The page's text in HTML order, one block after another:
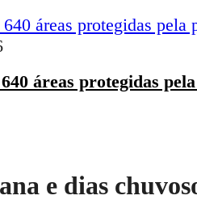
áreas protegidas
e dias